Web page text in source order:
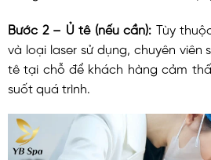
Bước 2 – Ủ tê (nếu cần): Tùy
và loại laser sử dụng, chuyên viên
tê tại chỗ để khách hàng cảm
suốt quá trình.